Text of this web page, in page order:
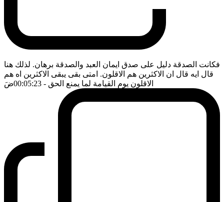
فكانت الصدقة دليل على صدق ايمان العبد والصدقة برهان. لذلك هنا
قال ايه قال ان الاكثرين هم الاقلون. امتى بقى يبقى الاكثرين اه هم
الاقلون يوم القيامة لما يمنع الحق - 00:05:23 ضَ